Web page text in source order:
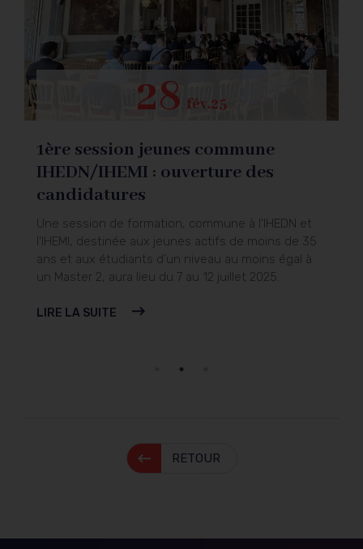
28 fév.25
1ère session jeunes commune
IHEDN/IHEMI : ouverture des
candidatures
Une session de formation, commune à l'IHEDN et
l'IHEMI, destinée aux jeunes actifs de moins de 35
ans et aux étudiants d'un niveau au moins égal à
un Master 2, aura lieu du 7 au 12 juillet 2025.
LIRE LA SUITE
RETOUR